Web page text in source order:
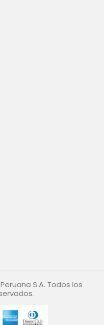
S.A. Todos los